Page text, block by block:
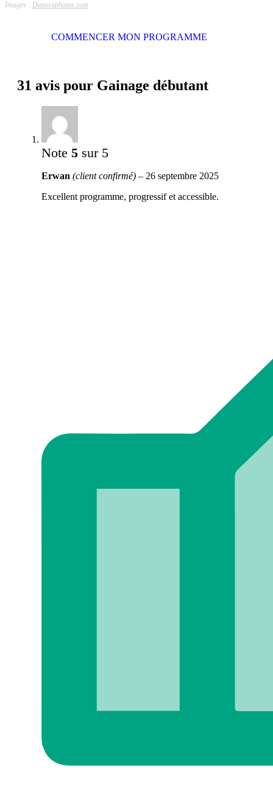
Images : Depositphotos.com
COMMENCER MON PROGRAMME
31 avis pour Gainage débutant
Note 5 sur 5
Erwan (client confirmé) – 26 septembre 2025
Excellent programme, progressif et accessible.